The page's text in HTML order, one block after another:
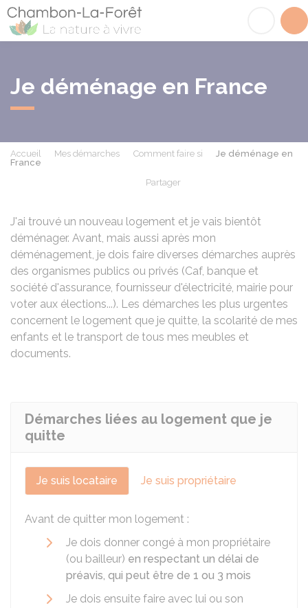
Je déménage en France
Accueil Mes démarches Comment faire si
Je déménage en
France
Partager
J'ai trouvé un nouveau logement et je vais bientôt
déménager. Avant, mais aussi après mon
déménagement, je dois faire diverses démarches auprès
des organismes publics ou privés (Caf, banque et
société d'assurance, fournisseur d'électricité, mairie pour
voter aux élections...). Les démarches les plus urgentes
concernent le logement que je quitte, la scolarité de mes
enfants et le transport de tous mes meubles et
documents.
Démarches liées au logement que je
quitte
Je suis locataire Je suis propriétaire
Avant de quitter mon logement :
Je dois donner congé à mon propriétaire
(ou bailleur) en respectant un délai de
préavis, qui peut être de 1 ou 3 mois
Je dois ensuite faire avec lui ou son